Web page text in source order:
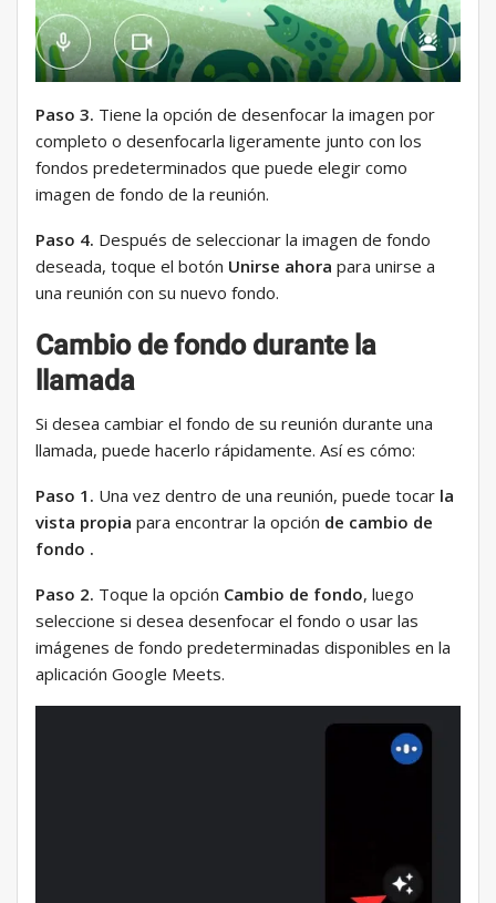
Paso 3. Tiene la opción de desenfocar la imagen por
completo o desenfocarla ligeramente junto con los
fondos predeterminados que puede elegir como
imagen de fondo de la reunión.
Paso 4. Después de seleccionar la imagen de fondo
deseada, toque el botón Unirse ahora para unirse a
una reunión con su nuevo fondo.
Cambio de fondo durante la
llamada
Si desea cambiar el fondo de su reunión durante una
llamada, puede hacerlo rápidamente. Así es cómo:
Paso 1. Una vez dentro de una reunión, puede tocar la
vista propia para encontrar la opción de cambio de
fondo .
Paso 2. Toque la opción Cambio de fondo, luego
seleccione si desea desenfocar el fondo o usar las
imágenes de fondo predeterminadas disponibles en la
aplicación Google Meets.